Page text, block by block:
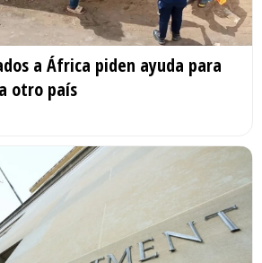
a África piden ayuda para
otro país